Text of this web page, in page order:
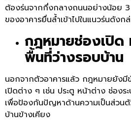
ต้องร่นจากกึ่งกลางถนนอย่างน้อย 3
ของอาคารยื่นล้ำเข้าไปในแนวร่นดังก
กฎหมายช่องเปิด
พื้นที่ว่างรอบบ้าน
นอกจากตัวอาคารแล้ว กฎหมายยัง
เปิดต่าง ๆ เช่น ประตู หน้าต่าง ช่องร
เพื่อป้องกันปัญหาด้านความเป็นส่วน
บ้านข้างเคียง